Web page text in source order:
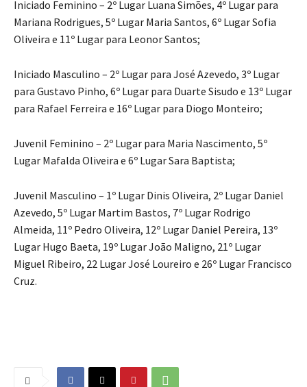
Iniciado Feminino – 2º Lugar Luana Simões, 4º Lugar para
Mariana Rodrigues, 5º Lugar Maria Santos, 6º Lugar Sofia
Oliveira e 11º Lugar para Leonor Santos;
Iniciado Masculino – 2º Lugar para José Azevedo, 3º Lugar
para Gustavo Pinho, 6º Lugar para Duarte Sisudo e 13º Lugar
para Rafael Ferreira e 16º Lugar para Diogo Monteiro;
Juvenil Feminino – 2º Lugar para Maria Nascimento, 5º
Lugar Mafalda Oliveira e 6º Lugar Sara Baptista;
Juvenil Masculino – 1º Lugar Dinis Oliveira, 2º Lugar Daniel
Azevedo, 5º Lugar Martim Bastos, 7º Lugar Rodrigo
Almeida, 11º Pedro Oliveira, 12º Lugar Daniel Pereira, 13º
Lugar Hugo Baeta, 19º Lugar João Maligno, 21º Lugar
Miguel Ribeiro, 22 Lugar José Loureiro e 26º Lugar Francisco
Cruz.